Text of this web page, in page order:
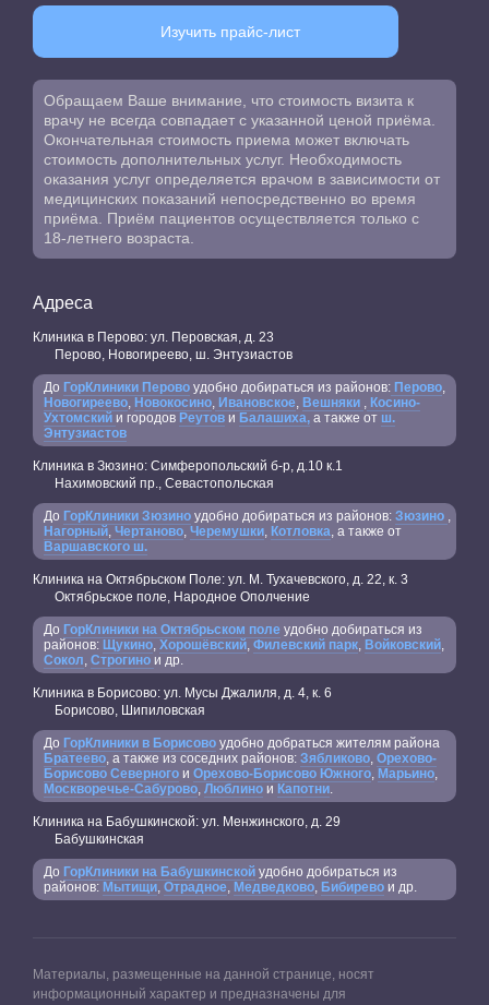
Изучить прайс-лист
Обращаем Ваше внимание, что стоимость визита к
врачу не всегда совпадает с указанной ценой приёма.
Окончательная стоимость приема может включать
стоимость дополнительных услуг. Необходимость
оказания услуг определяется врачом в зависимости от
медицинских показаний непосредственно во время
приёма. Приём пациентов осуществляется только с
18-летнего возраста.
Адреса
Клиника в Перово: ул. Перовская, д. 23
Перово, Новогиреево, ш. Энтузиастов
До ГорКлиники Перово удобно добираться из районов: Перово
Новогиреево Новокосино Ивановское Вешняки
Косино-
Ухтомский и городов Реутов и Балашиха, а также от ш.
Энтузиастов
Клиника в Зюзино: Симферопольский б-р, д.10 к.1
Нахимовский пр., Севастопольская
До ГорКлиники Зюзино удобно добираться из районов: Зюзино
Нагорный Чертаново Черемушки Котловка , а также от
Варшавского ш.
Клиника на Октябрьском Поле: ул. М. Тухачевского, д. 22, к. 3
Октябрьское поле, Народное Ополчение
До ГорКлиники на Октябрьском поле удобно добираться из
районов: Щукино Хорошёвский Филевский парк Войковский
Сокол Строгино и др.
Клиника в Борисово: ул. Мусы Джалиля, д. 4, к. 6
Борисово, Шипиловская
До ГорКлиники в Борисово удобно добраться жителям района
Братеево , а также из соседних районов: Зябликово Орехово-
Борисово Северного и Орехово-Борисово Южного Марьино
Москворечье-Сабурово Люблино и Капотни
Клиника на Бабушкинской: ул. Менжинского, д. 29
Бабушкинская
До ГорКлиники на Бабушкинской удобно добираться из
районов: Мытищи Отрадное Медведково Бибирево и др.
Материалы, размещенные на данной странице, носят
информационный характер и предназначены для